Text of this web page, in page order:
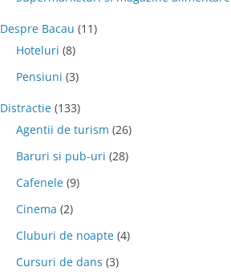
Despre Bacau (11)
Hoteluri (8)
Pensiuni (3)
Distractie (133)
Agentii de turism (26)
Baruri si pub-uri (28)
Cafenele (9)
Cinema (2)
Cluburi de noapte (4)
Cursuri de dans (3)